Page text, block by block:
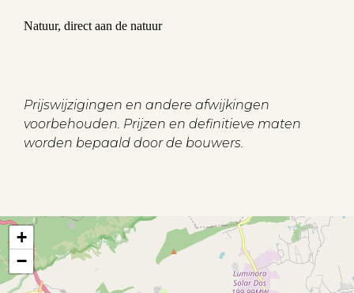
Natuur, direct aan de natuur
Prijswijzigingen en andere afwijkingen
voorbehouden. Prijzen en definitieve maten
worden bepaald door de bouwers.
+
−